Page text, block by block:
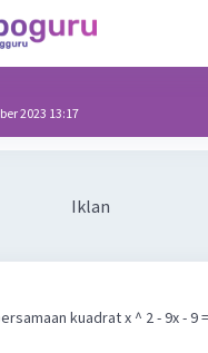
2023 13:17
Iklan
kuadrat x ^ 2 - 9x - 9